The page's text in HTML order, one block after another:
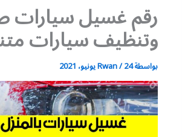
وتنظيف سيارات
بواسطة Rwan/24 يونيو، 2021